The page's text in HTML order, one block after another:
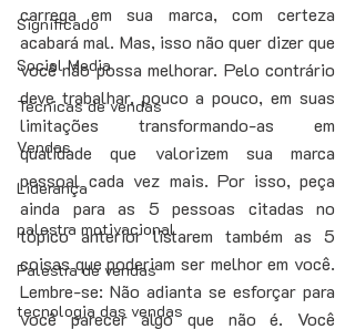
Significado
Social Media
Técnicas de vendas
Vendas
Liderança
palestra motivacional
Palestra de vendas
tecnologia das vendas
carrega em sua marca, com certeza
acabará mal. Mas, isso não quer dizer que
você não possa melhorar. Pelo contrário
deve trabalhar, pouco a pouco, em suas
limitações transformando-as em
qualidade que valorizem sua marca
pessoal cada vez mais. Por isso, peça
ainda para as 5 pessoas citadas no
tópico anterior listarem também as 5
coisas que poderiam ser melhor em você.
Lembre-se: Não adianta se esforçar para
você parecer algo que não é. Você